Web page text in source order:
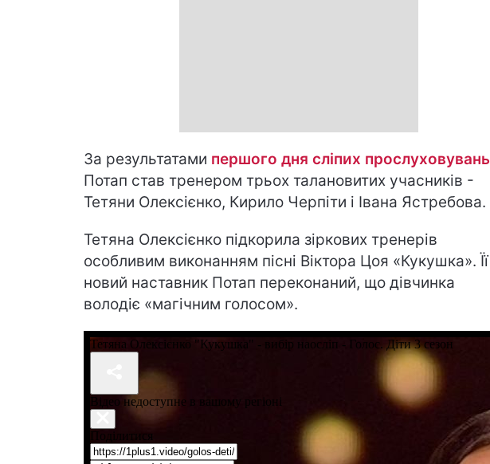
За результатами першого дня сліпих прослуховувань
Потап став тренером трьох талановитих учасників -
Тетяни Олексієнко, Кирило Черпіти і Івана Ястребова.
Тетяна Олексієнко підкорила зіркових тренерів
особливим виконанням пісні Віктора Цоя «Кукушка». Її
новий наставник Потап переконаний, що дівчинка
володіє «магічним голосом».